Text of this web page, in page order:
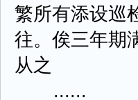
繁所有添设巡
往。俟三年期
从之
......